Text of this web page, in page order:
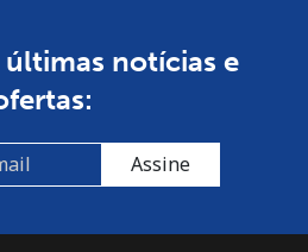
notícias e
Assine